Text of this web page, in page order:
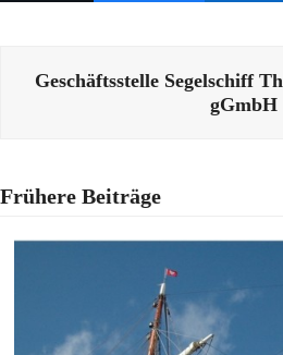
Geschäftsstelle Segelschiff
gGmbH
Frühere Beiträge